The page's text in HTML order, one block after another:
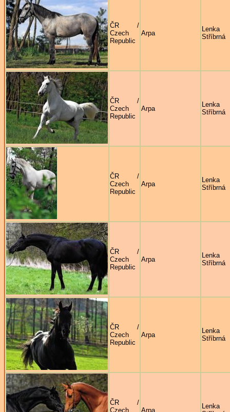
ČR /
Czech
Republic
Arpa
Lenka
Stříbrná
ČR /
Czech
Republic
Arpa
Lenka
Stříbrná
ČR /
Czech
Republic
Arpa
Lenka
Stříbrná
ČR /
Czech
Republic
Arpa
Lenka
Stříbrná
ČR /
Czech
Republic
Arpa
Lenka
Stříbrná
ČR /
Czech
Arpa
Lenka